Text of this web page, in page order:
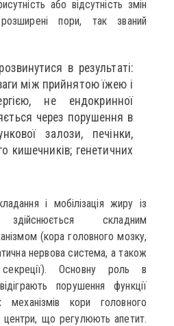
або відсутність змін
пори, так званий
в результаті:
між прийнятою їжею і
не ендокринної
через порушення в
залози, печінки,
кишечників; генетичних
і мобілізація жиру із
складним
(кора головного мозку,
нервова система, а також
секреції). Основну роль в
порушення функції
механізмів кори головного
центри, що регулюють апетит.